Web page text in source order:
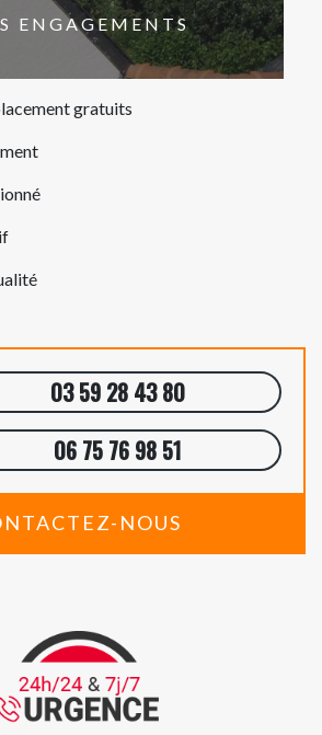
ENGAGEMENTS
gratuits
03 59 28 43 80
06 75 76 98 51
NOUS